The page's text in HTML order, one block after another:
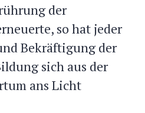
der
so hat jeder
Bekräftigung der
sich aus der
ans Licht